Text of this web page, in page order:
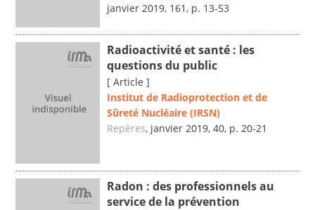
janvier 2019, 161, p. 13-53
Radioactivité et santé : les
questions du public
[ Article ]
Institut de Radioprotection et de
Sûreté Nucléaire (IRSN)
Repères, janvier 2019, 40, p. 20-21
Radon : des professionnels au
service de la prévention